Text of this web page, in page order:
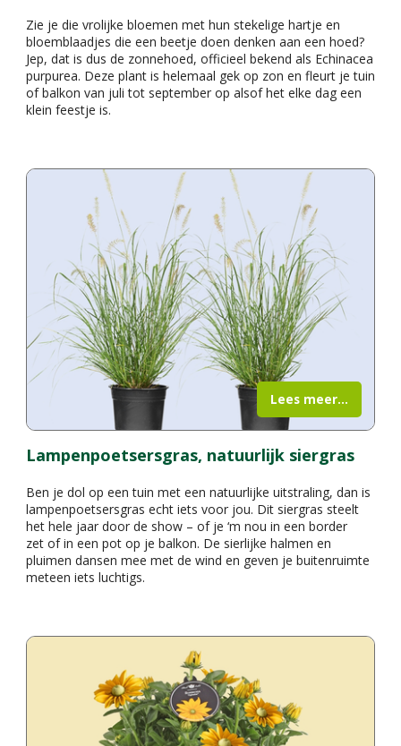
Zie je die vrolijke bloemen met hun stekelige hartje en
bloemblaadjes die een beetje doen denken aan een hoed?
Jep, dat is dus de zonnehoed, officieel bekend als Echinacea
purpurea. Deze plant is helemaal gek op zon en fleurt je tuin
of balkon van juli tot september op alsof het elke dag een
klein feestje is.
Lampenpoetsersgras, natuurlijk siergras
Ben je dol op een tuin met een natuurlijke uitstraling, dan is
lampenpoetsersgras echt iets voor jou. Dit siergras steelt
het hele jaar door de show – of je ‘m nou in een border
zet of in een pot op je balkon. De sierlijke halmen en
pluimen dansen mee met de wind en geven je buitenruimte
meteen iets luchtigs.
Lees meer...